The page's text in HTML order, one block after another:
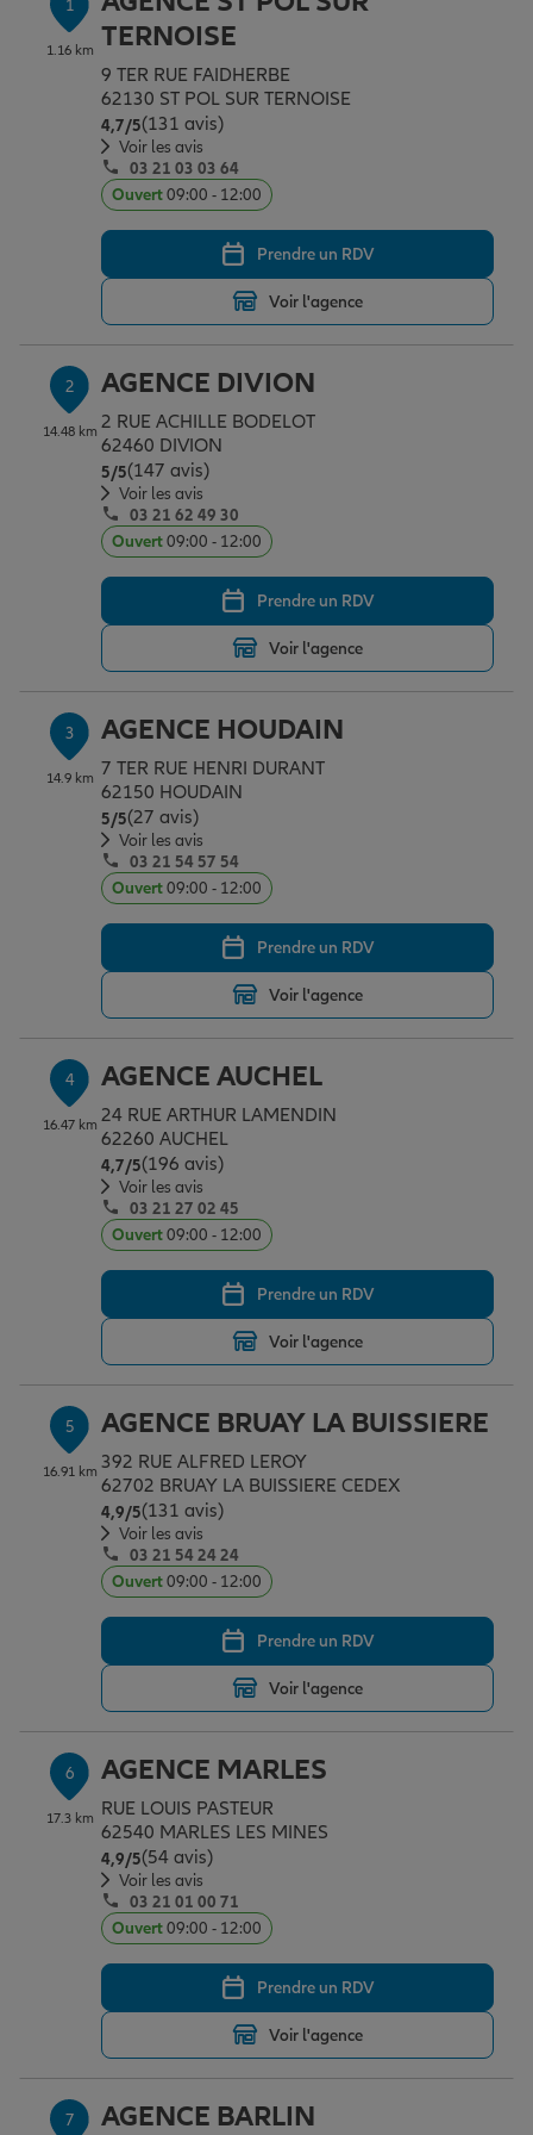
Assurance emprunteur
Prévoyance et dépendance
Assurance animal de compagnie
Protection de la famille
Protection juridique
Épargne & retraite
Plan épargne retraite
Assurance vie
Placements financiers
Transmission
Vos projets
Partir en vacances
Déménager
Départ à la retraite
Préparer l’avenir
Conseil assurance
Outre-mer
Assurance habitation
Le Pack Famille
Garantie des accidents de la vie
Assurance scolaire
Protection juridique
Retraite
Tous nos devis d'assurance
Allianz en France
1
1.16 km TERNOISE
9 TER RUE FAIDHERBE
62130 ST POL SUR TERNOISE
4,7/5Note de 4.7 sur 5
(131 avis)
Voir les avis
03 21 03 03 64
Ouvert09:00 - 12:00
Prendre un RDV
Voir l'agence
2
14.48 km
AGENCE DIVION
2 RUE ACHILLE BODELOT
62460 DIVION
5/5Note de 5 sur 5
(147 avis)
Voir les avis
03 21 62 49 30
Ouvert09:00 - 12:00
Prendre un RDV
Voir l'agence
3
14.9 km
AGENCE HOUDAIN
7 TER RUE HENRI DURANT
62150 HOUDAIN
5/5Note de 5 sur 5
(27 avis)
Voir les avis
03 21 54 57 54
Ouvert09:00 - 12:00
Prendre un RDV
Voir l'agence
4
16.47 km
AGENCE AUCHEL
24 RUE ARTHUR LAMENDIN
62260 AUCHEL
4,7/5Note de 4.7 sur 5
(196 avis)
Voir les avis
03 21 27 02 45
Ouvert09:00 - 12:00
Prendre un RDV
Voir l'agence
5
16.91 km
AGENCE BRUAY LA BUISSIERE
392 RUE ALFRED LEROY
62702 BRUAY LA BUISSIERE CEDEX
4,9/5Note de 4.9 sur 5
(131 avis)
Voir les avis
03 21 54 24 24
Ouvert09:00 - 12:00
Prendre un RDV
Voir l'agence
6
17.3 km
AGENCE MARLES
RUE LOUIS PASTEUR
62540 MARLES LES MINES
4,9/5Note de 4.9 sur 5
(54 avis)
Voir les avis
03 21 01 00 71
Ouvert09:00 - 12:00
Prendre un RDV
Voir l'agence
7 AGENCE BARLIN